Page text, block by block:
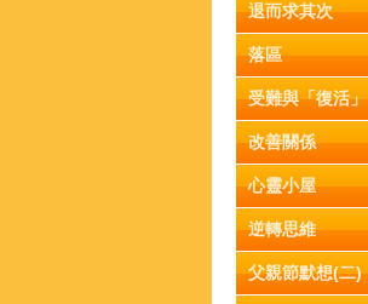
退而求其次
落區
受難與「復活」
改善關係
心靈小屋
逆轉思維
父親節默想(二)